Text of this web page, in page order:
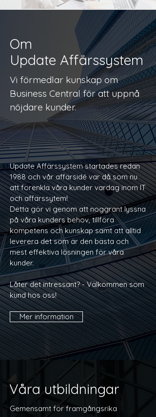
Om
Update Affärssystem
Vi förmedlar kunskap om
Business Central för att uppnå
nöjdare kunder.
Update Affärssystem startades redan
1988 och vår affärsidé var då som nu
att förenkla våra kunder vardag inom IT
och affärssytem!
Detta gör vi genom att noggrant lyssna
på våra kunders behov, tillföra
kompetens och kunskap samt att alltid
leverera det som är den bästa och
mest effektiva lösningen för våra
kunder.
Låter det intressant? - Välkommen som
kund hos oss!
Mer information
Våra utbildningar
Gemensamt för framgångsrika